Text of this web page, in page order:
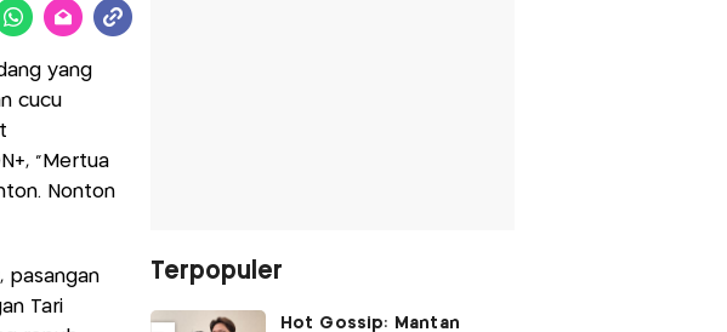
yang
cucu
“Mertua
Nonton
pasangan
Tari
Terpopuler
Hot Gossip: Mantan